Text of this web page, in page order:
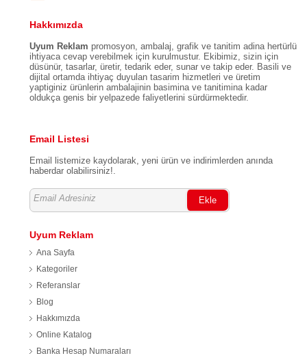
Hakkımızda
Uyum Reklam promosyon, ambalaj, grafik ve tanitim adina hertürlü
ihtiyaca cevap verebilmek için kurulmustur. Ekibimiz, sizin için
düsünür, tasarlar, üretir, tedarik eder, sunar ve takip eder. Basili ve
dijital ortamda ihtiyaç duyulan tasarim hizmetleri ve üretim
yaptiginiz ürünlerin ambalajinin basimina ve tanitimina kadar
oldukça genis bir yelpazede faliyetlerini sürdürmektedir.
Email Listesi
Email listemize kaydolarak, yeni ürün ve indirimlerden anında
haberdar olabilirsiniz!.
Ekle
Uyum Reklam
Ana Sayfa
Kategoriler
Referanslar
Blog
Hakkımızda
Online Katalog
Banka Hesap Numaraları